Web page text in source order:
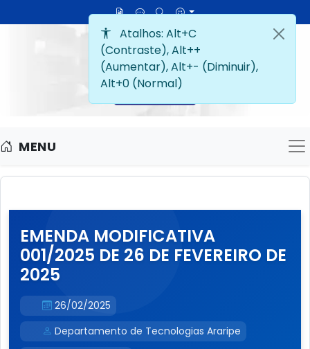
MENU
EMENDA MODIFICATIVA
001/2025 DE 26 DE FEVEREIRO DE
2025
26/02/2025
Departamento de Tecnologias Araripe